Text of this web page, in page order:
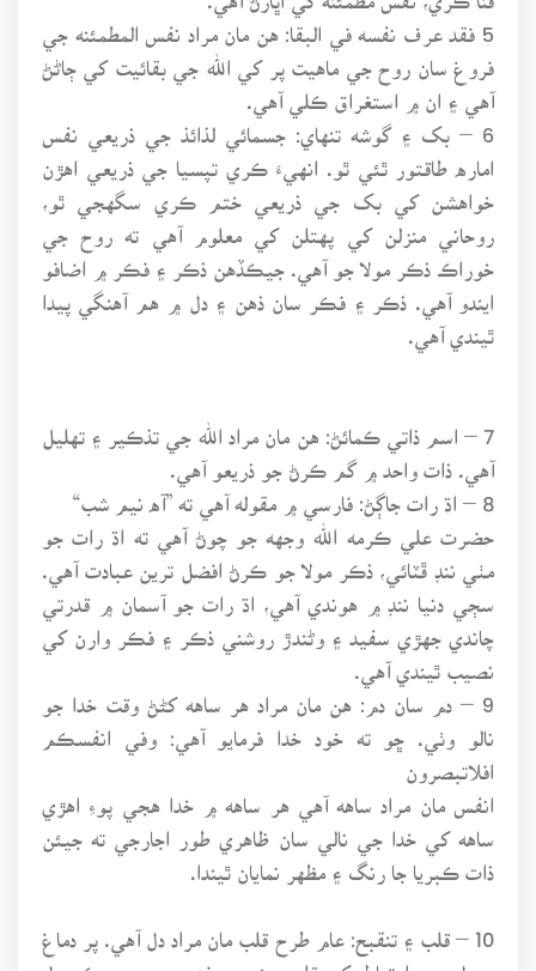
5 فقد عرف نفسه في البقا: هن مان مراد نفس المطمئنه جي
فروغ سان روح جي ماهيت پر کي الله جي بقائيت کي ڄاڻڻ
آهي ۽ ان ۾ استغراق ڪلي آهي.
6 – بک ۽ گوشه تنهاي: جسمائي لذائذ جي ذريعي نفس
اماره طاقتور ٿئي ٿو. انهيءَ ڪري تپسيا جي ذريعي اهڙن
خواهشن کي بک جي ذريعي ختم ڪري سگهجي ٿو،
روحاني منزلن کي پهتلن کي معلوم آهي ته روح جي
خوراڪ ذڪر مولا جو آهي. جيڪڏهن ذڪر ۽ فڪر ۾ اضافو
ايندو آهي. ذڪر ۽ فڪر سان ذهن ۽ دل ۾ هم آهنگي پيدا
ٿيندي آهي.
7 – اسم ذاتي ڪمائڻ: هن مان مراد الله جي تذڪير ۽ تهليل
آهي. ذات واحد ۾ گم ڪرڻ جو ذريعو آهي.
8 – اڌ رات جاڳڻ: فارسي ۾ مقوله آهي ته ”آه نيم شب“
حضرت علي ڪرمه الله وجهه جو چوڻ آهي ته اڌ رات جو
مٺي ننڊ ڦٽائي، ذڪر مولا جو ڪرڻ افضل ترين عبادت آهي.
سڄي دنيا ننڊ ۾ هوندي آهي، اڌ رات جو آسمان ۾ قدرتي
چاندي جهڙي سفيد ۽ وڻندڙ روشني ذڪر ۽ فڪر وارن کي
نصيب ٿيندي آهي.
9 – دم سان دم: هن مان مراد هر ساهه کڻڻ وقت خدا جو
نالو وٺي. ڇو ته خود خدا فرمايو آهي: وفي انفسڪم
افلاتبصرون
انفس مان مراد ساهه آهي هر ساهه ۾ خدا هجي پوءِ اهڙي
ساهه کي خدا جي نالي سان ظاهري طور اجارجي ته جيئن
ذات ڪبريا جا رنگ ۽ مظهر نمايان ٿيندا.
10 – قلب ۽ تنقبح: عام طرح قلب مان مراد دل آهي. پر دماغ
۽ دل جي ارتباط کي قلب چئجي. غدود سري جيڪو دل